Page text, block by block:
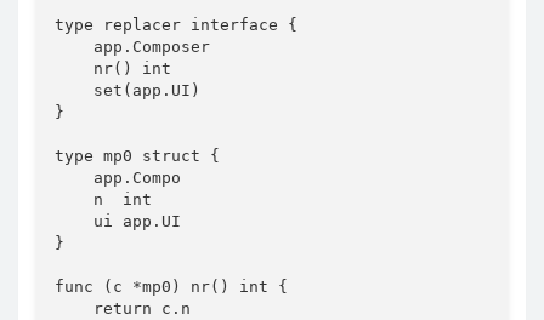
type replacer interface {
    app.Composer
    nr() int
    set(app.UI)
}
type mp0 struct {
    app.Compo
    n  int
    ui app.UI
}
func (c *mp0) nr() int {
    return c.n